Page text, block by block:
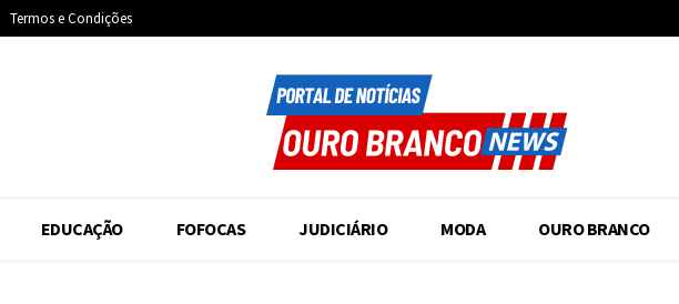
Termos e Condições
EDUCAÇÃO FOFOCAS JUDICIÁRIO MODA OURO BRANCO